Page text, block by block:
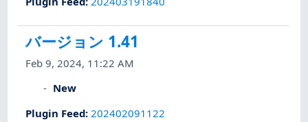
バージョン 1.41
Feb 9, 2024, 11:22 AM
New
Plugin Feed: 202402091122